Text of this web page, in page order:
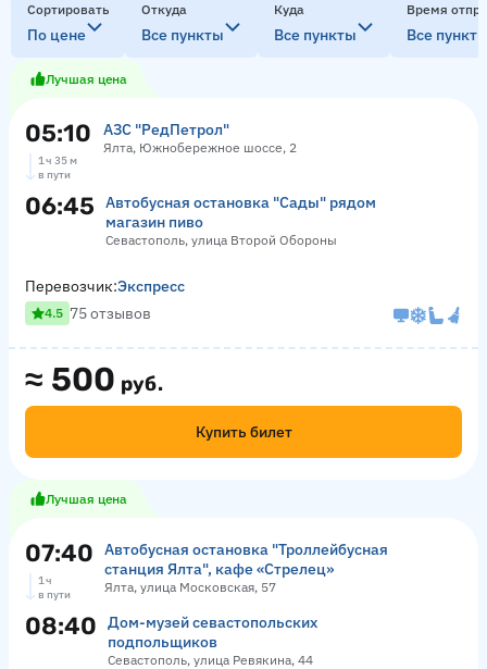
Сортировать
По цене
Откуда
Все пункты
Куда
Все пункты
Время
Все
Лучшая цена
05:10 АЗС "РедПетрол"
Ялта, Южнобережное шоссе, 2
1 ч 35 м
в пути
06:45
Автобусная остановка "Сады" рядом
магазин пиво
Севастополь, улица Второй Обороны
≈ 500 руб.
Купить билет
Перевозчик:Экспресс
4.5 75 отзывов
Лучшая цена
07:40
Автобусная остановка "Троллейбусная
станция Ялта", кафе «Стрелец»
Ялта, улица Московская, 57
1 ч
в пути
08:40
Дом-музей севастопольских
подпольщиков
Севастополь, улица Ревякина, 44